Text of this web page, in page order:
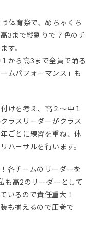
体育祭で、めちゃくち
3まで縦割りで７色のチ
す。
から高3まで全員で踊る
ムパフォーマンス」も
けを考え、高２～中１
ラスリーダーがクラス
ごとに練習を重ね、体
ハーサルを行います。
各チームのリーダーを
も高2のリーダーとして
いるので責任重大！
も揃えるので圧巻で